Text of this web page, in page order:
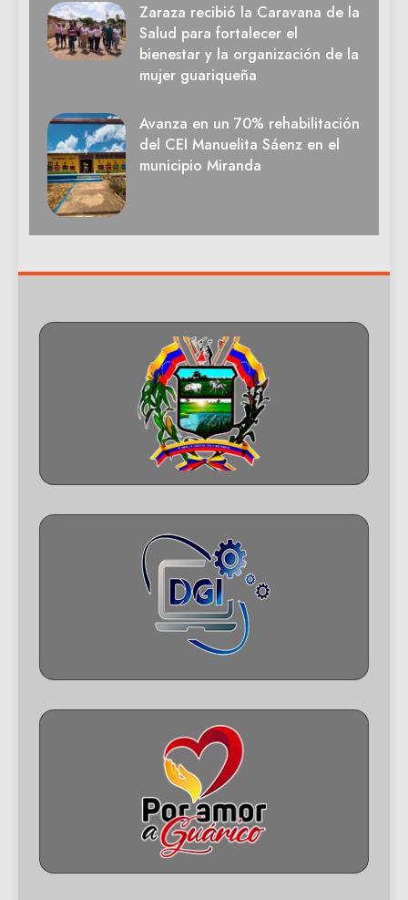
Zaraza recibió la Caravana de la
Salud para fortalecer el
bienestar y la organización de la
mujer guariqueña
Avanza en un 70% rehabilitación
del CEI Manuelita Sáenz en el
municipio Miranda